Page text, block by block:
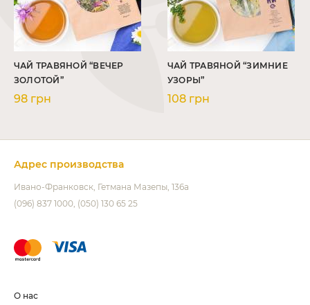
ЧАЙ ТРАВЯНОЙ “ВЕЧЕР
ЗОЛОТОЙ”
98 грн
ЧАЙ ТРАВЯНОЙ “ЗИМНИЕ
УЗОРЫ”
108 грн
Адрес производства
Ивано-Франковск Гетмана Мазепы, 136а
(096) 837 1000 (050) 130 65 25
О нас